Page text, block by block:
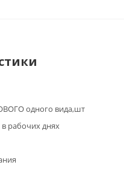
одного вида,шт
рабочих днях